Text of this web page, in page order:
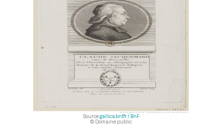
Source gallica.bnf.fr / BnF
© Domaine public